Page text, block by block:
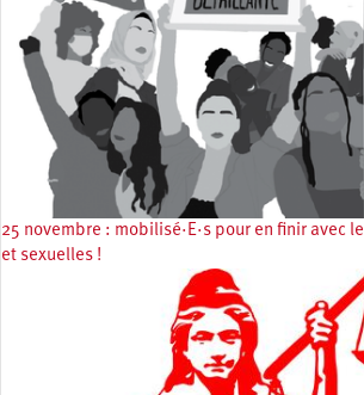
25 novembre : mobilisé·E·s pour en finir avec
et sexuelles !